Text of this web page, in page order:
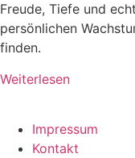
Freude, Tiefe und
persönlichen
finden.
Weiterlesen
Impressum
Kontakt